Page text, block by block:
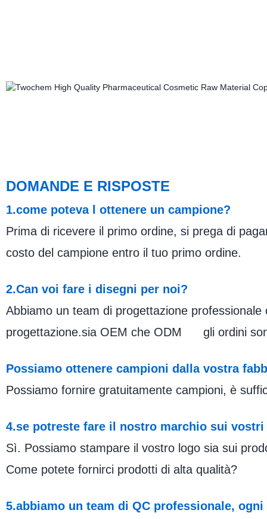
DOMANDE E RISPOSTE
1.come poteva l ottenere un campione?
Prima di ricevere il primo ordine, si prega di
costo del campione entro il tuo primo ordine.
2.Can voi fare i disegni per noi?
Abbiamo un team di progettazione
progettazione.sia OEM che ODM gli ordini
Possiamo ottenere campioni dalla vostra
Possiamo fornire gratuitamente campioni, è
4.se potreste fare il nostro marchio sui
Sì. Possiamo stampare il vostro logo sia sui
Come potete fornirci prodotti di alta qualità?
5.abbiamo un team di QC professionale,